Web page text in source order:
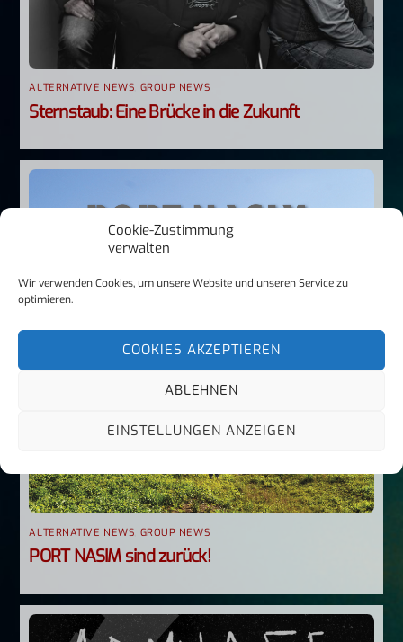
Cookie-Zustimmung
verwalten
Wir verwenden Cookies, um unsere Website und unseren Service zu
optimieren.
COOKIES AKZEPTIEREN
ABLEHNEN
EINSTELLUNGEN ANZEIGEN
ALTERNATIVE NEWS GROUP NEWS
Sternstaub: Eine Brücke in die Zukunft
ALTERNATIVE NEWS GROUP NEWS
PORT NASIM sind zurück!